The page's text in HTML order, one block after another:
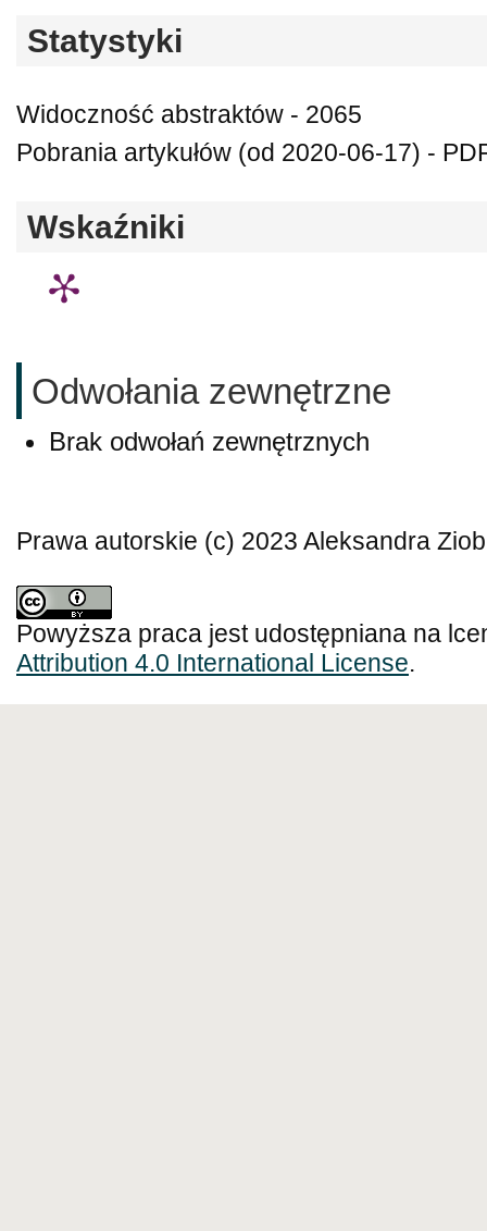
Statystyki
Widoczność abstraktów - 2065
Pobrania artykułów (od 2020-06-17) -
Wskaźniki
Odwołania zewnętrzne
Brak odwołań zewnętrznych
Prawa autorskie (c) 2023 Aleksandra
Powyższa praca jest udostępniana na
Attribution 4.0 International License.